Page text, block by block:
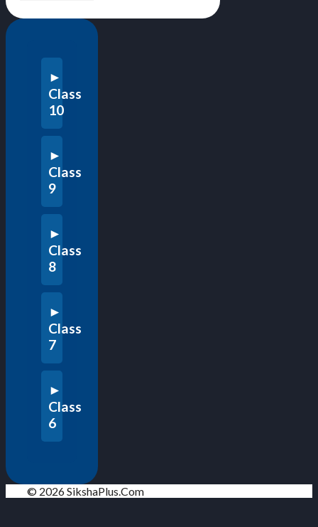
Class
10
Class
9
Class
8
Class
7
Class
6
© 2026 SikshaPlus.Com